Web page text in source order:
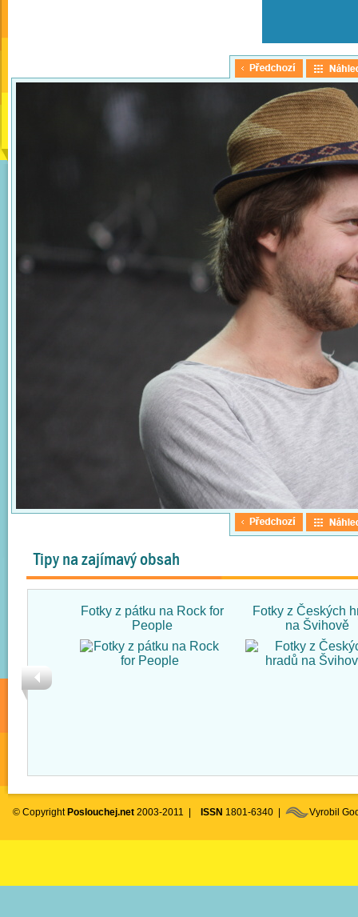
Tipy na zajímavý obsah
Fotky z pátku na Rock for
People
Fotky z Českých
na Švihově
© Copyright Poslouchej.net 2003-2011 | ISSN 1801-6340 | Vyrobil